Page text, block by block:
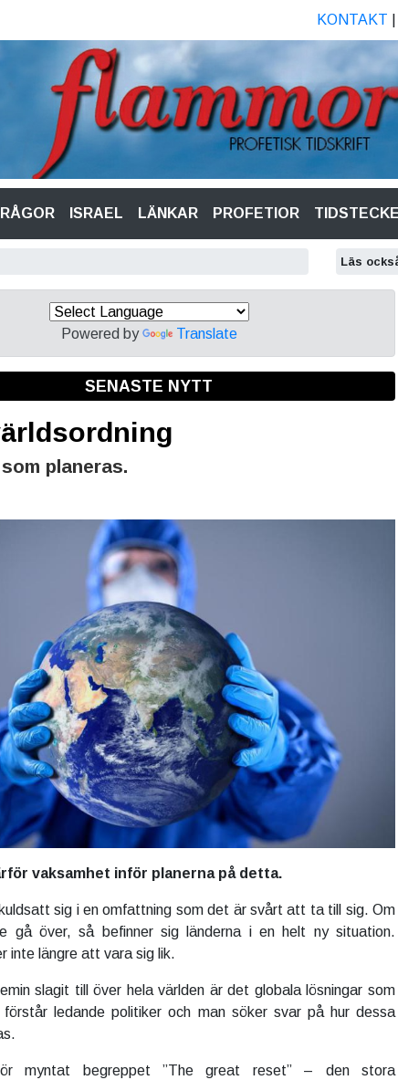
KONTAKT
ISRAEL LÄNKAR PROFETIOR
Läs
Powered by Translate
SENASTE NYTT
planeras.
vaksamhet inför planerna på detta.
sig i en omfattning som det är svårt att ta till sig. Om
gå över, så befinner sig länderna i en helt ny situation.
inte längre att vara sig lik.
slagit till över hela världen är det globala lösningar som
ledande politiker och man söker svar på hur dessa
myntat begreppet ”The great reset” – den stora